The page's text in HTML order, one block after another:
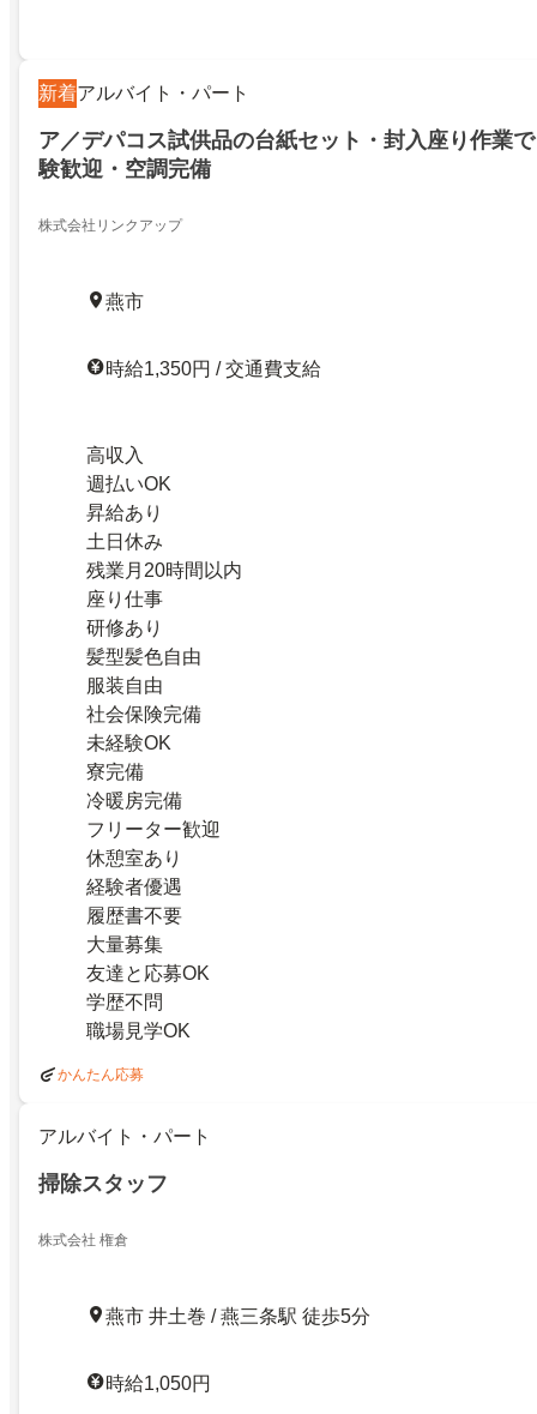
新着アルバイト・パート
ア／デパコス試供品の台紙セット・封入座り作業
験歓迎・空調完備
株式会社リンクアップ
燕市
時給1,350円 / 交通費支給
高収入
週払いOK
昇給あり
土日休み
残業月20時間以内
座り仕事
研修あり
髪型髪色自由
服装自由
社会保険完備
未経験OK
寮完備
冷暖房完備
フリーター歓迎
休憩室あり
経験者優遇
履歴書不要
大量募集
友達と応募OK
学歴不問
職場見学OK
かんたん応募
アルバイト・パート
掃除スタッフ
株式会社 権倉
燕市 井土巻 / 燕三条駅 徒歩5分
時給1,050円